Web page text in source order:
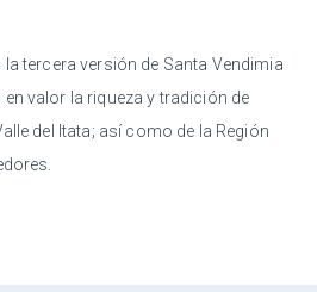
tercera versión de Santa Vendimia
valor la riqueza y tradición de
del Itata; así como de la Región